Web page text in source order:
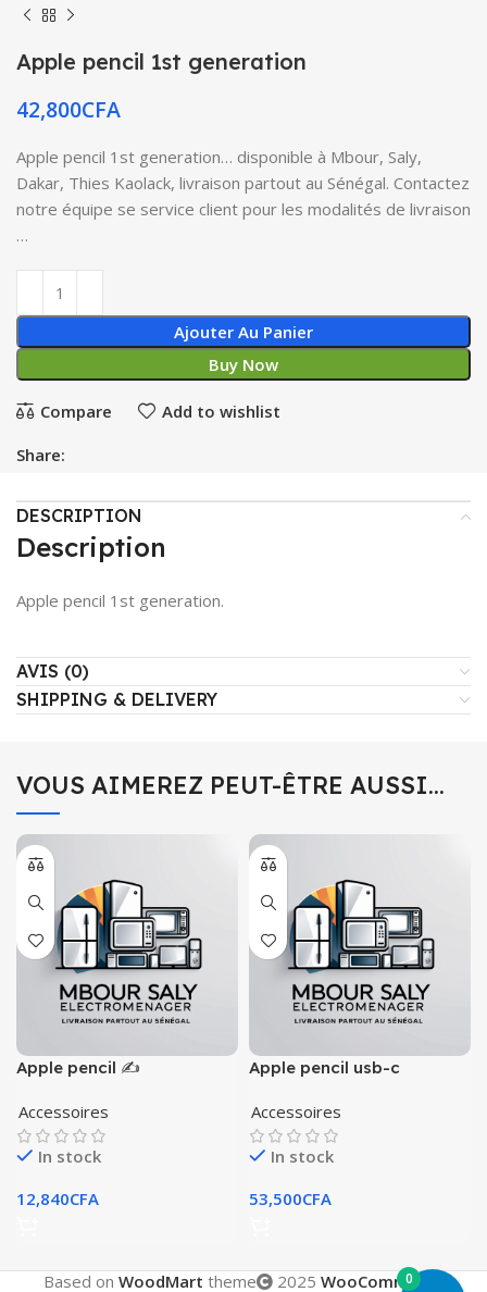
Apple pencil 1st generation
42,800CFA
Apple pencil 1st generation… disponible à Mbour, Saly,
Dakar, Thies Kaolack, livraison partout au Sénégal. Contactez
notre équipe se service client pour les modalités de livraison
…
Ajouter Au Panier
Buy Now
Compare Add to wishlist
Share:
DESCRIPTION
Description
Apple pencil 1st generation.
AVIS (0)
SHIPPING & DELIVERY
VOUS AIMEREZ PEUT-ÊTRE AUSSI…
Apple pencil ✍️
Accessoires
In stock
12,840CFA
Apple pencil usb-c
Accessoires
In stock
53,500CFA
Based on WoodMart theme 2025 WooCommerce
0